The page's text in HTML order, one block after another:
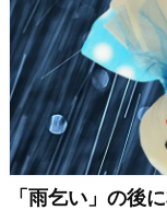
「雨乞い」の後